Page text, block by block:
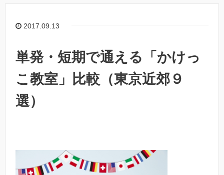
2017.09.13
単発・短期で通える「かけっ
こ教室」比較（東京近郊９
選）